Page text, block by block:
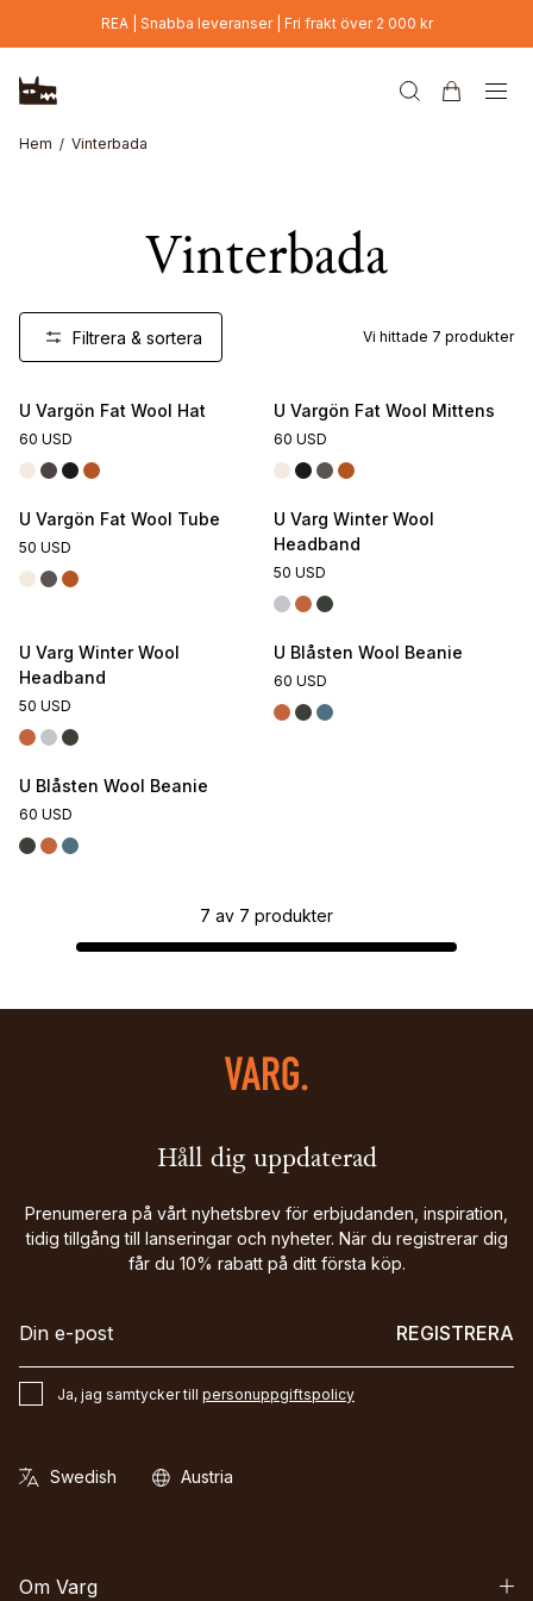
Hoppa till huvudinnehållREA | Snabba leveranser | Fri frakt över 2 000 kr
Hem Vinterbada
Vinterbada
Filtrera & sortera Vi hittade 7 produkter
U Vargön Fat Wool Hat
60 USD
U Vargön Fat Wool Mittens
60 USD
U Vargön Fat Wool Tube
50 USD
U Varg Winter Wool
Headband
50 USD
U Varg Winter Wool
Headband
50 USD
U Blåsten Wool Beanie
60 USD
U Blåsten Wool Beanie
60 USD
7 av 7 produkter
Håll dig uppdaterad
Prenumerera på vårt nyhetsbrev för erbjudanden, inspiration,
tidig tillgång till lanseringar och nyheter. När du registrerar dig
får du 10% rabatt på ditt första köp.
REGISTRERA
Ja, jag samtycker till personuppgiftspolicy
Om Varg